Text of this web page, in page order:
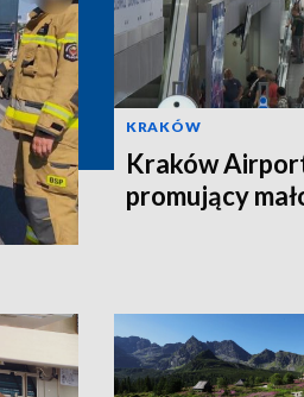
KRAKÓW
Kraków
promujący